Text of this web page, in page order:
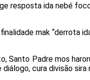
resposta ida nebé
mak “derrota
Santo Padre mos
cura divisão